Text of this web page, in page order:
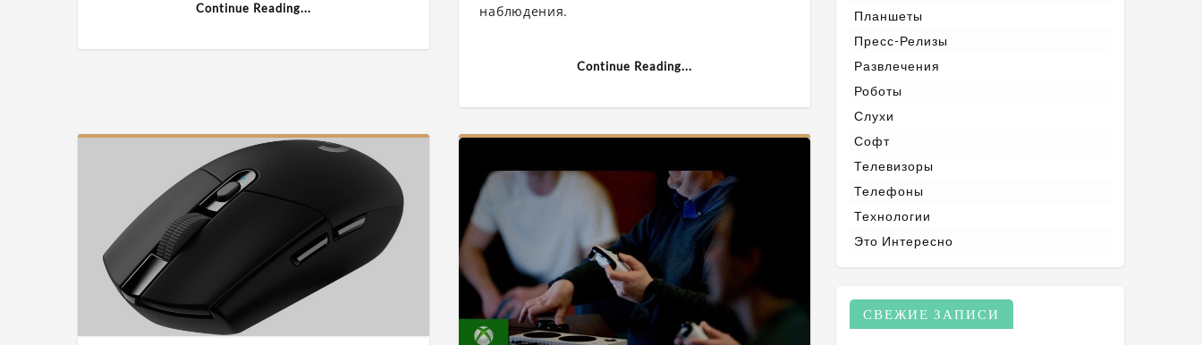
Continue Reading...
наблюдения.
Continue Reading...
Планшеты
Пресс-Релизы
Развлечения
Роботы
Слухи
Софт
Телевизоры
Телефоны
Технологии
Это Интересно
СВЕЖИЕ ЗАПИСИ